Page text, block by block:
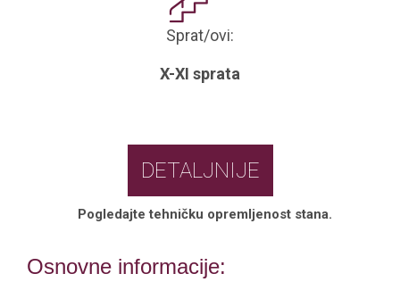
Sprat/ovi:
X-XI sprata
DETALJNIJE
Pogledajte tehničku opremljenost stana.
Osnovne informacije: